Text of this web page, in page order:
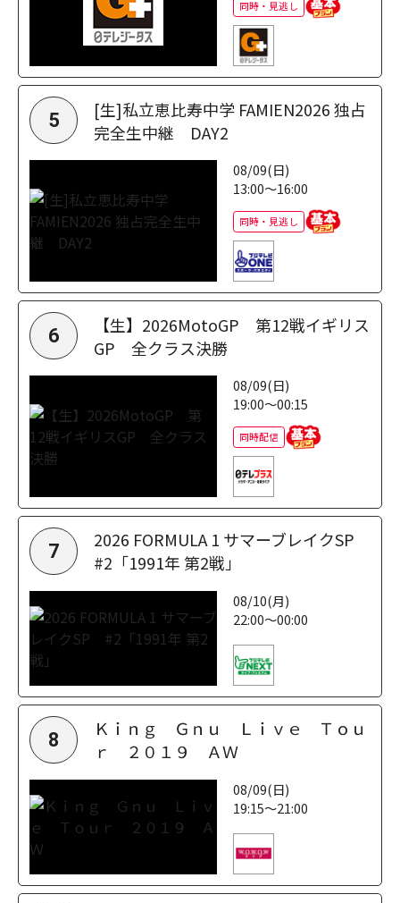
同時・見逃し
5
[生]私立恵比寿中学 FAMIEN2026 独占
完全生中継 DAY2
08/09(日)
13:00～16:00
同時・見逃し
6
【生】2026MotoGP 第12戦イギリス
GP 全クラス決勝
08/09(日)
19:00～00:15
同時配信
7
2026 FORMULA 1 サマーブレイクSP
#2「1991年 第2戦」
08/10(月)
22:00～00:00
8
Ｋｉｎｇ Ｇｎｕ Ｌｉｖｅ Ｔｏｕ
ｒ ２０１９ ＡＷ
08/09(日)
19:15～21:00